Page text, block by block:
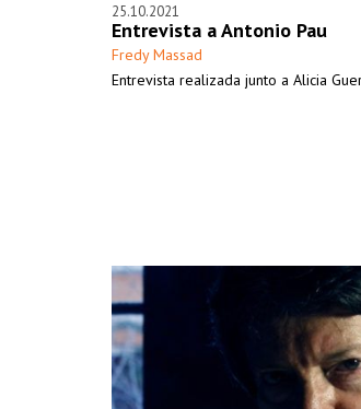
25.10.2021
Entrevista a Antonio Pau
Fredy Massad
Entrevista realizada junto a Alicia